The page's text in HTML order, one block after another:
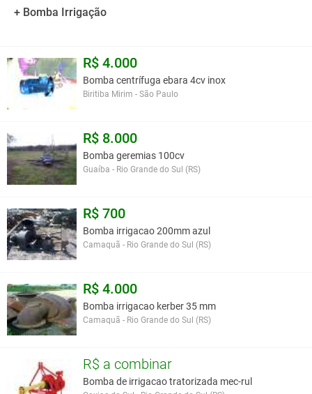
+ Bomba Irrigação
R$ 4.000
Bomba centrífuga ebara 4cv inox
Biritiba Mirim - São Paulo
R$ 8.000
Bomba geremias 100cv
Guaíba - Rio Grande do Sul (RS)
R$ 700
Bomba irrigacao 200mm azul
Camaquã - Rio Grande do Sul (RS)
R$ 4.000
Bomba irrigacao kerber 35 mm
Camaquã - Rio Grande do Sul (RS)
R$ a combinar
Bomba de irrigacao tratorizada mec-rul